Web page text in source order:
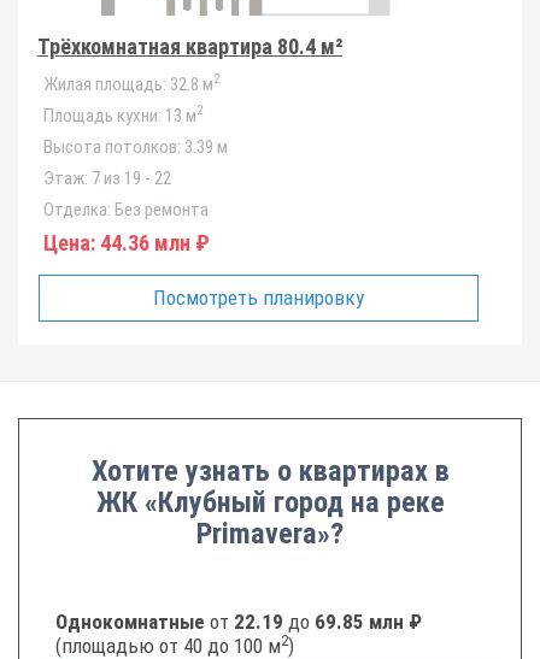
Трёхкомнатная квартира 80.4 м²
Жилая площадь: 32.8 м2
Площадь кухни: 13 м2
Высота потолков: 3.39 м
Этаж: 7 из 19 - 22
Отделка: Без ремонта
Цена: 44.36 млн ₽
Посмотреть планировку
Хотите узнать о квартирах в
ЖК «Клубный город на реке
Primavera»?
Однокомнатные от 22.19 до 69.85 млн ₽
(площадью от 40 до 100 м2)